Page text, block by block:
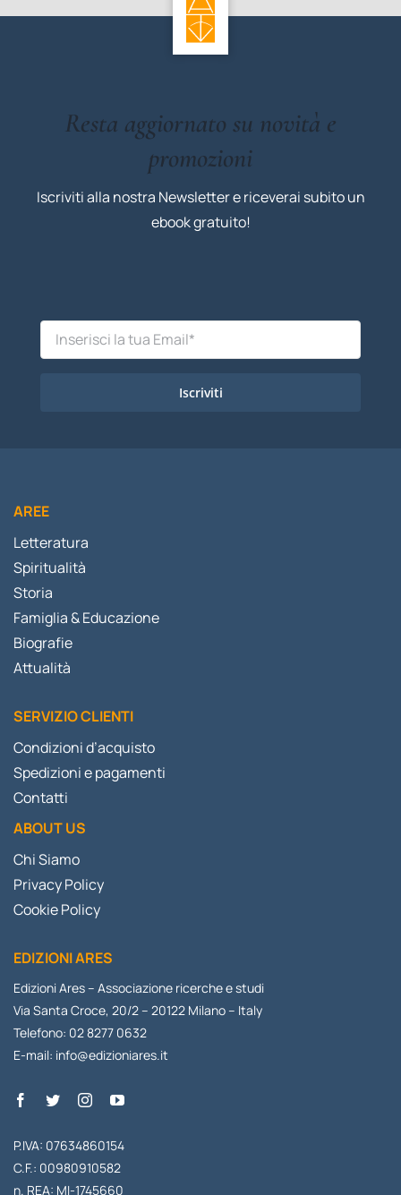
Resta aggiornato su novità e
promozioni
Iscriviti alla nostra Newsletter e riceverai subito un
ebook gratuito!
Iscriviti
AREE
Letteratura
Spiritualità
Storia
Famiglia & Educazione
Biografie
Attualità
SERVIZIO CLIENTI
Condizioni d’acquisto
Spedizioni e pagamenti
Contatti
ABOUT US
Chi Siamo
Privacy Policy
Cookie Policy
EDIZIONI ARES
Edizioni Ares – Associazione ricerche e studi
Via Santa Croce, 20/2 – 20122 Milano – Italy
Telefono: 02 8277 0632
E-mail: info@edizioniares.it
P.IVA: 07634860154
C.F.: 00980910582
n. REA: MI-1745660